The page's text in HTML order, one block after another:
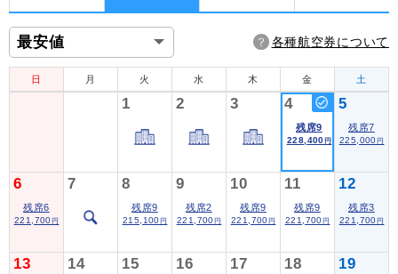
各種航空券について
日 月 火 水 木 金 土
1 2 3 4
残席9
228,400 円
5
残席7
225,000 円
6
残席6
221,700 円
7 8
残席9
215,100 円
9
残席2
221,700 円
10
残席9
221,700 円
11
残席9
221,700 円
12
残席3
221,700 円
13 14 15 16 17 18 19